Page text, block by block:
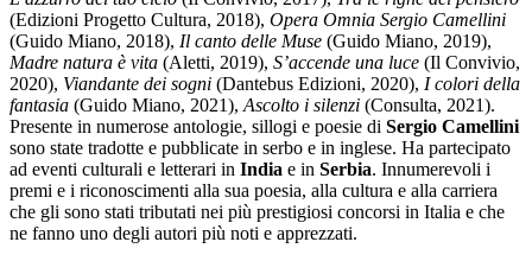
(Edizioni Progetto Cultura, 2018), Opera Omnia Sergio Camellini
(Guido Miano, 2018), Il canto delle Muse (Guido Miano, 2019),
Madre natura è vita (Aletti, 2019), S’accende una luce (Il Convivio,
2020), Viandante dei sogni (Dantebus Edizioni, 2020), I colori della
fantasia (Guido Miano, 2021), Ascolto i silenzi (Consulta, 2021).
Presente in numerose antologie, sillogi e poesie di Sergio Camellini
sono state tradotte e pubblicate in serbo e in inglese. Ha partecipato
ad eventi culturali e letterari in India e in Serbia. Innumerevoli i
premi e i riconoscimenti alla sua poesia, alla cultura e alla carriera
che gli sono stati tributati nei più prestigiosi concorsi in Italia e che
ne fanno uno degli autori più noti e apprezzati.